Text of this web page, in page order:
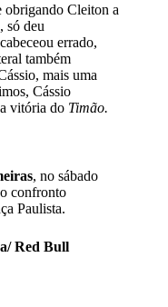
obrigando Cleiton a
só deu
errado,
também
mais uma
Cássio
vitória do Timão.
, no sábado
confronto
Paulista.
Red Bull